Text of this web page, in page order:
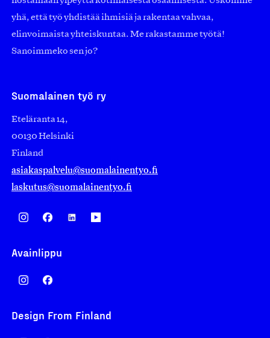
yhä, että työ yhdistää ihmisiä ja rakentaa vahvaa,
elinvoimaista yhteiskuntaa. Me rakastamme työtä!
Sanoimmeko sen jo?
Suomalainen työ ry
Eteläranta 14,
00130 Helsinki
Finland
asiakaspalvelu@suomalainentyo.fi
laskutus@suomalainentyo.fi
Avainlippu
Design From Finland